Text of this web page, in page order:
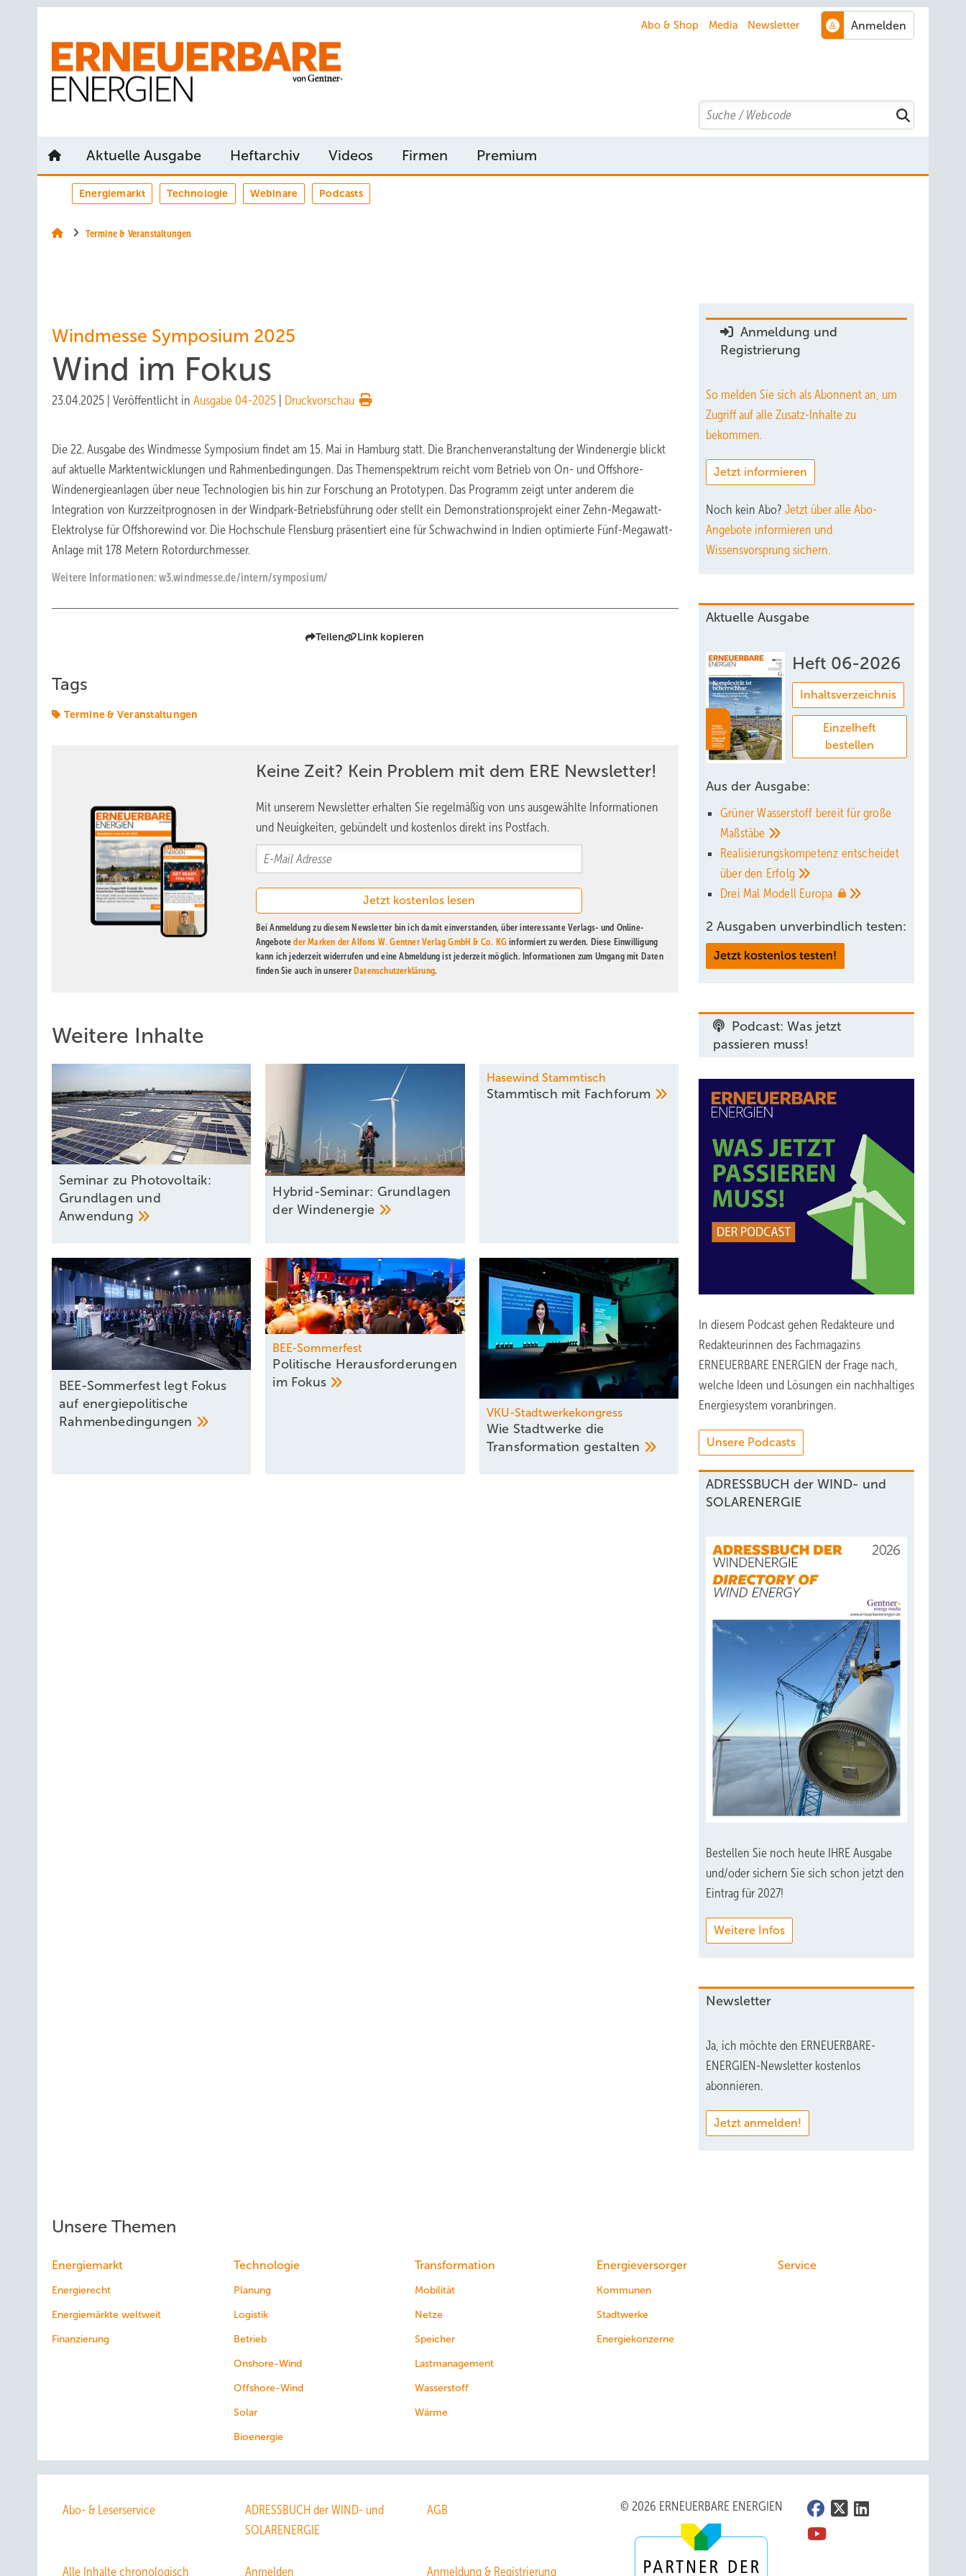
Abo & Shop Media Newsletter
Search
Aktuelle Ausgabe Heftarchiv Videos Firmen Premium
Energiemarkt Technologie Webinare Podcasts
Termine & Veranstaltungen
Windmesse Symposium 2025
Wind im Fokus
23.04.2025 Veröffentlicht in Ausgabe 04-2025 Druckvorschau
Die 22. Ausgabe des Windmesse Symposium findet am 15. Mai in Hamburg statt. Die Branchenveranstaltung der Windenergie blickt
auf aktuelle Marktentwicklungen und Rahmenbedingungen. Das Themenspektrum reicht vom Betrieb von On- und Offshore-
Windenergieanlagen über neue Technologien bis hin zur Forschung an Prototypen. Das Programm zeigt unter anderem die
Integration von Kurzzeitprognosen in der Windpark-Betriebsführung oder stellt ein Demonstrationsprojekt einer Zehn-Megawatt-
Elektrolyse für Offshorewind vor. Die Hochschule Flensburg präsentiert eine für Schwachwind in Indien optimierte Fünf-Megawatt-
Anlage mit 178 Metern Rotordurchmesser.
Weitere Informationen: w3.windmesse.de/intern/symposium/
Teilen Link kopieren
Tags
Termine & Veranstaltungen
Keine Zeit? Kein Problem mit dem ERE Newsletter!
Mit unserem Newsletter erhalten Sie regelmäßig von uns ausgewählte Informationen
und Neuigkeiten, gebündelt und kostenlos direkt ins Postfach.
Bei Anmeldung zu diesem Newsletter bin ich damit einverstanden, über interessante Verlags- und Online-
Angeboteder Marken der Alfons W. Gentner Verlag GmbH & Co. KG informiert zu werden. Diese Einwilligung
kann ich jederzeit widerrufen und eine Abmeldung ist jederzeit möglich. Informationen zum Umgang mit Daten
finden Sie auch in unserer Datenschutzerklärung.
Weitere Inhalte
Seminar zu Photovoltaik:
Grundlagen und
Anwendung
Hybrid-Seminar: Grundlagen
derWindenergie
Hasewind Stammtisch
Stammtisch mit ­Fachforum
BEE-Sommerfest legt Fokus
auf energiepolitische
Rahmenbedingungen
BEE-Sommerfest
Politische Herausforderungen
im Fokus
VKU-Stadtwerkekongress
Wie Stadtwerke die
Transformation gestalten
Anmeldung und
Registrierung
So melden Sie sich als Abonnent an, um
Zugriff auf alle Zusatz-Inhalte zu
bekommen.
Jetzt informieren
Noch kein Abo? Jetzt über alle Abo-
Angebote informieren und
Wissensvorsprung sichern.
Aktuelle Ausgabe
Heft 06-2026
Inhaltsverzeichnis
Einzelheft
bestellen
Aus der Ausgabe:
Grüner Wasserstoff bereit für große
Maßstäbe
Realisierungskompetenz entscheidet
über den Erfolg
Drei Mal Modell Europa
2 Ausgaben unverbindlich testen:
Jetzt kostenlos testen!
Podcast: Was jetzt
passieren muss!
In diesem Podcast gehen Redakteure und
Redakteurinnen des Fachmagazins
ERNEUERBARE ENERGIEN der Frage nach,
welche Ideen und Lösungen ein nachhaltiges
Energiesystem voranbringen.
Unsere Podcasts
ADRESSBUCH der WIND- und
SOLARENERGIE
Bestellen Sie noch heute IHRE Ausgabe
und/oder sichern Sie sich schon jetzt den
Eintrag für 2027!
Weitere Infos
Newsletter
Ja, ich möchte den ERNEUERBARE-
ENERGIEN-Newsletter kostenlos
abonnieren.
Jetzt anmelden!
Unsere Themen
Energiemarkt
Energierecht
Energiemärkte weltweit
Finanzierung
Technologie
Planung
Logistik
Betrieb
Onshore-Wind
Offshore-Wind
Solar
Bioenergie
Transformation
Mobilität
Netze
Speicher
Lastmanagement
Wasserstoff
Wärme
Energieversorger
Kommunen
Stadtwerke
Energiekonzerne
Service
Abo- & Leserservice
ADRESSBUCH der WIND- und
SOLARENERGIE
AGB
Alle Inhalte chronologisch Anmelden Anmeldung & Registrierung
© 2026 ERNEUERBARE ENERGIEN